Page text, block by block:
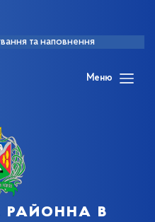
та наповнення
Меню
районна в